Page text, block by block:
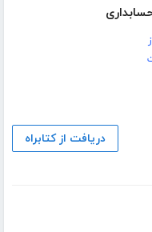
دریافت از کتابراه